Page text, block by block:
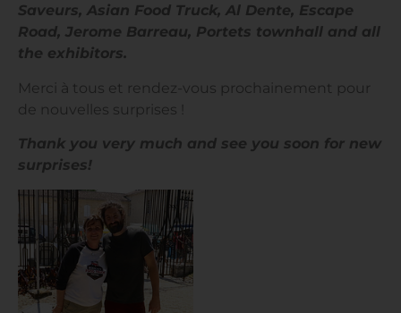
Saveurs, Asian Food Truck, Al Dente, Escape
Road, Jerome Barreau, Portets townhall and all
the exhibitors.
Merci à tous et rendez-vous prochainement pour
de nouvelles surprises !
Thank you very much and see you soon for new
surprises!